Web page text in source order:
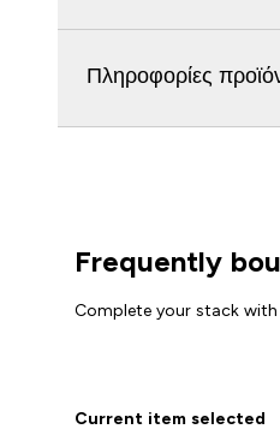
Πληροφορίες
Frequently
Complete your stack
Current item selected